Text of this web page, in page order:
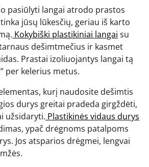
pasiūlyti langai atrodo prastos
jūsų lūkesčių, geriau iš karto
Kokybiški plastikiniai langai su
dešimtmečius ir kasmet
Prastai izoliuojantys langai tą
per kelerius metus.
kurį naudosite dešimtis
durys greitai pradeda girgždėti,
užsidaryti. Plastikinės vidaus durys
ypač drėgnoms patalpoms
Jos atsparios drėgmei, lengvai